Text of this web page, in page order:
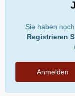
Sie haben
Registrieren
Anmelden